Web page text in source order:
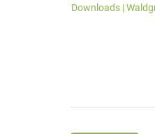
Downloads |